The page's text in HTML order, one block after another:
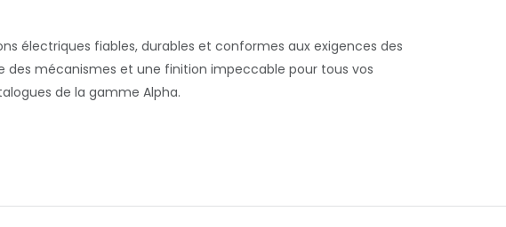
électriques fiables, durables et conformes aux exigences des
des mécanismes et une finition impeccable pour tous vos
de la gamme Alpha.